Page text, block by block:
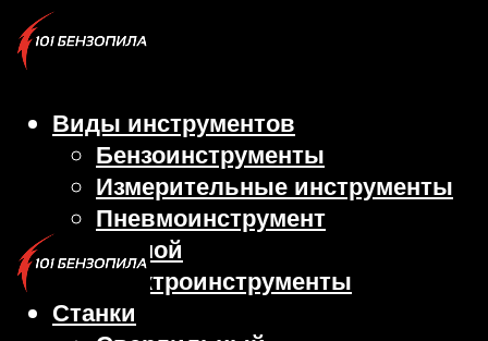
Виды инструментов
Бензоинструменты
Измерительные инструменты
Пневмоинструмент
Ручной
Электроинструменты
Станки